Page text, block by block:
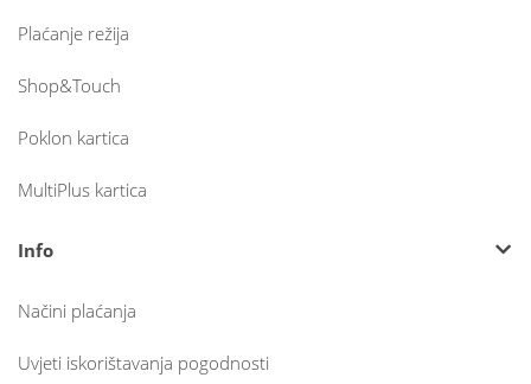
Plaćanje režija
Shop&Touch
Poklon kartica
MultiPlus kartica
Info
Načini plaćanja
Uvjeti iskorištavanja pogodnosti